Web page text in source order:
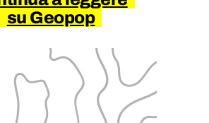
su Geopop